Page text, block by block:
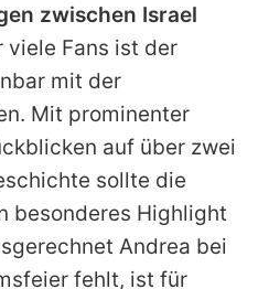
zwischen Israel
viele Fans ist der
mit der
Mit prominenter
auf über zwei
sollte die
besonderes Highlight
Andrea bei
fehlt, ist für